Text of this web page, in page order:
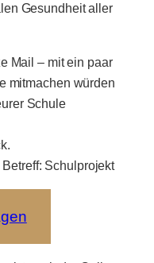
Gesundheit aller
Mail – mit ein paar
mitmachen würden
Schule
Betreff: Schulprojekt